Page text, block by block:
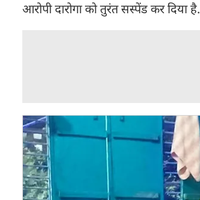
आरोपी दारोगा को तुरंत सस्पेंड कर दिया है.